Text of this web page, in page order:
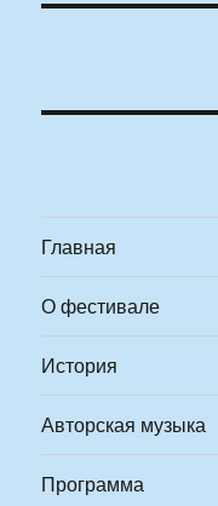
Главная
О фестивале
История
Авторская музыка
Программа